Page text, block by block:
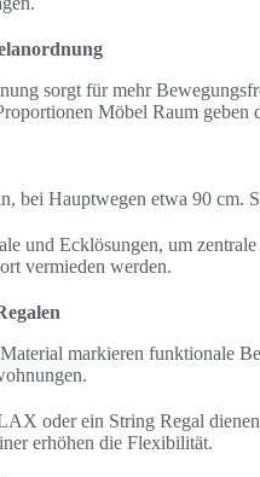
sorgt für mehr
Möbel Raum
bei Hauptwegen etwa 90 cm.
und Ecklösungen, um
vermieden werden.
markieren funktionale
oder ein String Regal dienen
erhöhen die Flexibilität.